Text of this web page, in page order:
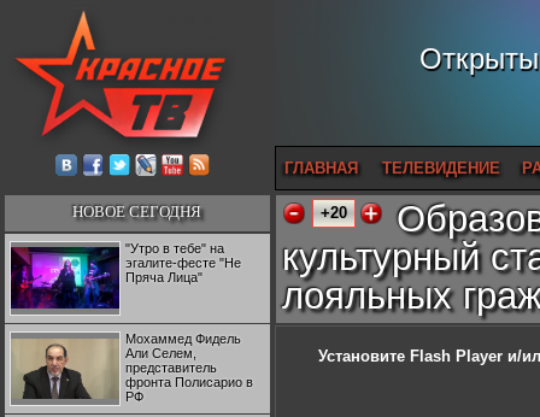
ГЛАВНАЯ ТЕЛЕВИДЕНИЕ
НОВОЕ СЕГОДНЯ
"Утро в тебе" на
эгалите-фесте "Не
Пряча Лица"
Мохаммед Фидель
Али Селем,
представитель
фронта Полисарио в
РФ
+20
культурный
лояльных
Установите Flash Player и/